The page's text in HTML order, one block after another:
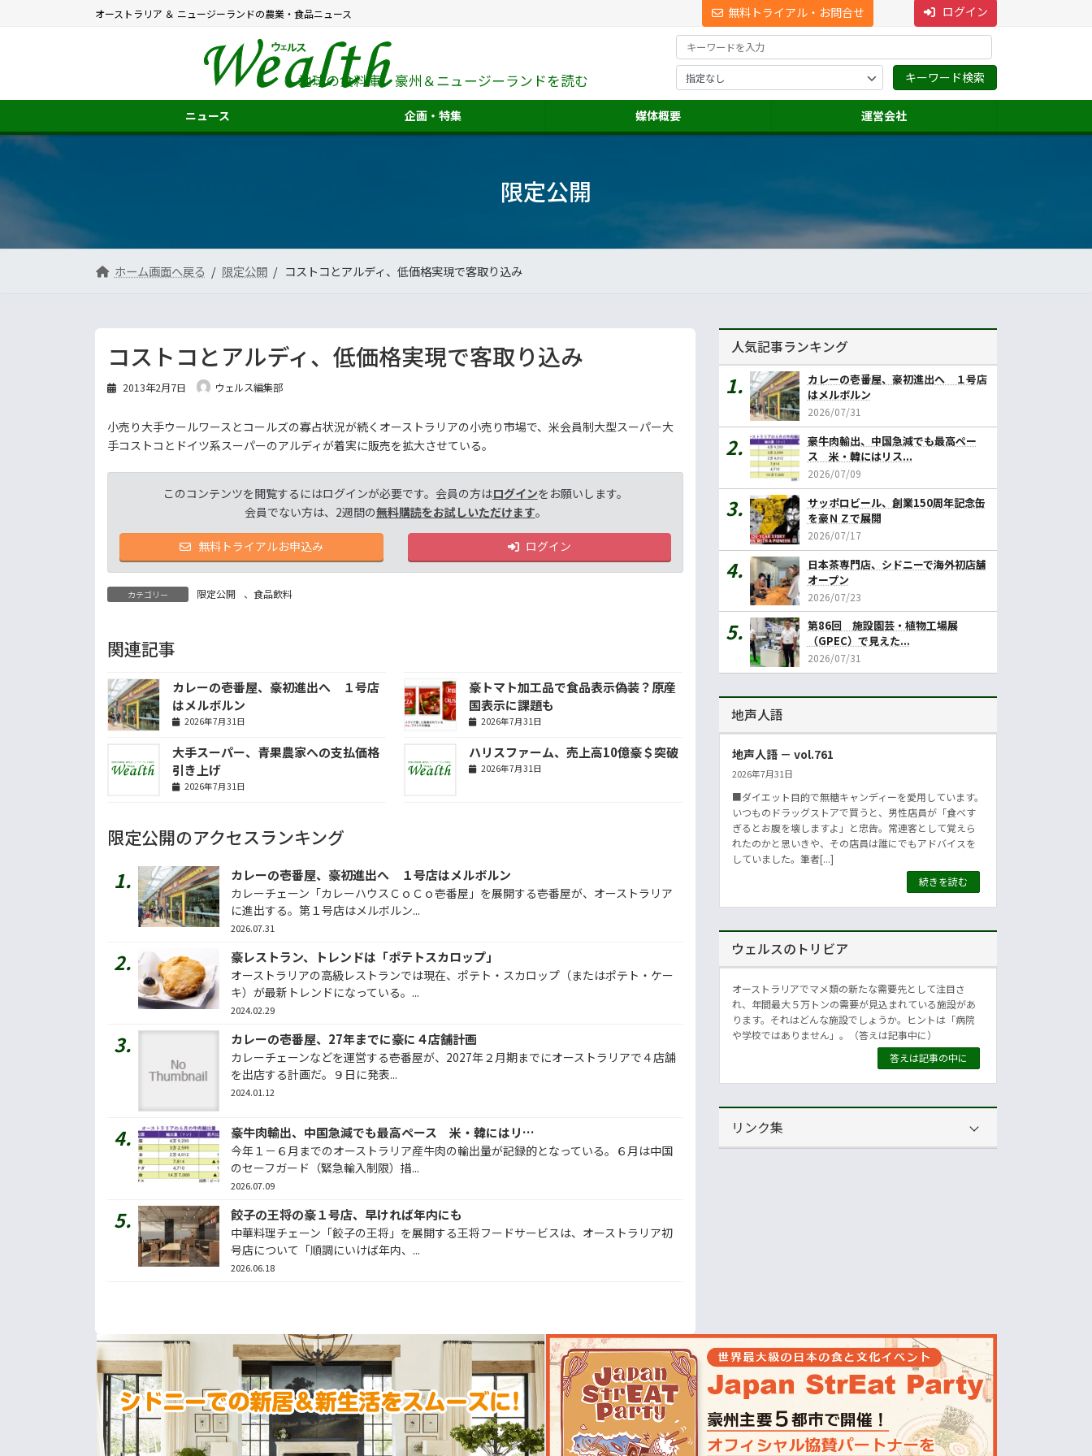
ッ
移
オーストラリア ＆ ニュージーランドの農業・食品ニュース 無料トライアル・お問合せ
地球の食料庫、豪州＆ニュージーランドを読む
ログイン
ニュース 企画・特集 媒体概要 運営会社
限定公開
ホーム画面へ戻る 限定公開 コストコとアルディ、低価格実現で客取り込み
コストコとアルディ、低価格実現で客取り込み
2013年2月7日 ウェルス編集部
小売り大手ウールワースとコールズの寡占状況が続くオーストラリアの小売り市場で、米会員制大型スーパー大
手コストコとドイツ系スーパーのアルディが着実に販売を拡大させている。
このコンテンツを閲覧するにはログインが必要です。会員の方はログインをお願いします。
会員でない方は、2週間の無料購読をお試しいただけます。
無料トライアルお申込み ログイン
カテゴリー 限定公開 、 食品飲料
関連記事
カレーの壱番屋、豪初進出へ １号店
はメルボルン
2026年7月31日
豪トマト加工品で食品表示偽装？原産
国表示に課題も
2026年7月31日
大手スーパー、青果農家への支払価格
引き上げ
2026年7月31日
ハリスファーム、売上高10億豪＄突破
2026年7月31日
限定公開のアクセスランキング
カレーの壱番屋、豪初進出へ １号店はメルボルン
カレーチェーン「カレーハウスＣｏＣｏ壱番屋」を展開する壱番屋が、オーストラリア
に進出する。第１号店はメルボルン...
2026.07.31
豪レストラン、トレンドは「ポテトスカロップ」
オーストラリアの高級レストランでは現在、ポテト・スカロップ（またはポテト・ケー
キ）が最新トレンドになっている。...
2024.02.29
カレーの壱番屋、27年までに豪に４店舗計画
カレーチェーンなどを運営する壱番屋が、2027年２月期までにオーストラリアで４店舗
を出店する計画だ。９日に発表...
2024.01.12
豪牛肉輸出、中国急減でも最高ペース 米・韓にはリスクも、市場の多様化急務
今年１－６月までのオーストラリア産牛肉の輸出量が記録的となっている。６月は中国
のセーフガード（緊急輸入制限）措...
2026.07.09
餃子の王将の豪１号店、早ければ年内にも
中華料理チェーン「餃子の王将」を展開する王将フードサービスは、オーストラリア初
号店について「順調にいけば年内、...
2026.06.18
人気記事ランキング
カレーの壱番屋、豪初進出へ １号店
はメルボルン
2026/07/31
豪牛肉輸出、中国急減でも最高ペー
ス 米・韓にはリス...
2026/07/09
サッポロビール、創業150周年記念缶
を豪ＮＺで展開
2026/07/17
日本茶専門店、シドニーで海外初店舗
オープン
2026/07/23
第86回 施設園芸・植物工場展
（GPEC）で見えた...
2026/07/31
地声人語
地声人語 － vol.761
2026年7月31日
■ダイエット目的で無糖キャンディーを愛用しています。
いつものドラッグストアで買うと、男性店員が「食べす
ぎるとお腹を壊しますよ」と忠告。常連客として覚えら
れたのかと思いきや、その店員は誰にでもアドバイスを
していました。筆者[...]
続きを読む
ウェルスのトリビア
オーストラリアでマメ類の新たな需要先として注目さ
れ、年間最大５万トンの需要が見込まれている施設があ
ります。それはどんな施設でしょうか。ヒントは「病院
や学校ではありません」。（答えは記事中に）
答えは記事の中に
リンク集
Dairy Australia
ABARES=オーストラリア農業資源経
済・科学局
天気